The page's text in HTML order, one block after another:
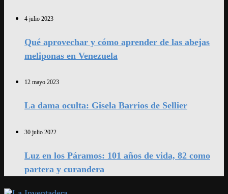
4 julio 2023
Qué aprovechar y cómo aprender de las abejas
meliponas en Venezuela
12 mayo 2023
La dama oculta: Gisela Barrios de Sellier
30 julio 2022
Luz en los Páramos: 101 años de vida, 82 como
partera y curandera